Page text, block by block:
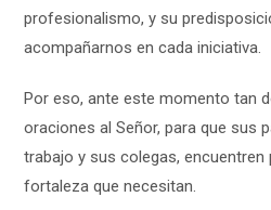
profesionalismo, y su
acompañarnos en cada iniciativa.
Por eso, ante este momento tan
oraciones al Señor, para que sus
trabajo y sus colegas,
fortaleza que necesitan.